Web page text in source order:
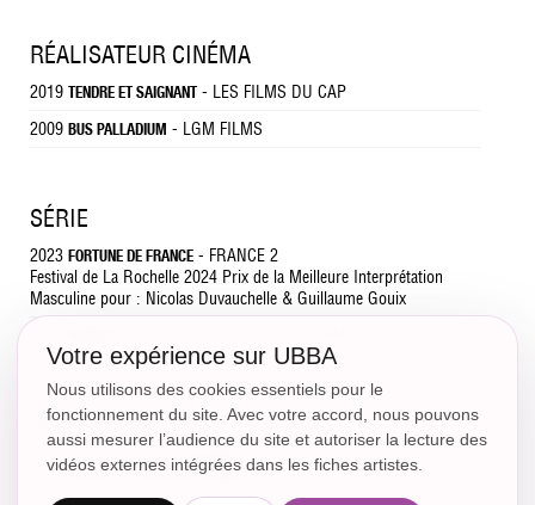
RÉALISATEUR CINÉMA
2019 TENDRE ET SAIGNANT - LES FILMS DU CAP
2009 BUS PALLADIUM - LGM FILMS
SÉRIE
2023 FORTUNE DE FRANCE - FRANCE 2
Festival de La Rochelle 2024 Prix de la Meilleure Interprétation
Masculine pour : Nicolas Duvauchelle & Guillaume Gouix
RÉALISATEUR COURT MÉTRAGE
2016LA VIE C'EST PAS DU CINEMA
Votre expérience sur UBBA
Nous utilisons des cookies essentiels pour le
fonctionnement du site. Avec votre accord, nous pouvons
aussi mesurer l’audience du site et autoriser la lecture des
vidéos externes intégrées dans les fiches artistes.